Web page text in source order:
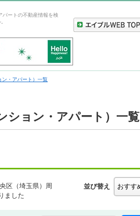
パートの不動産情報を検
ン・アパート）一覧
ション・アパート）一覧
区（埼玉県）周
ました
並び替え